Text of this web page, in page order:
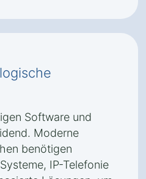
Software und
Moderne
benötigen
IP-Telefonie